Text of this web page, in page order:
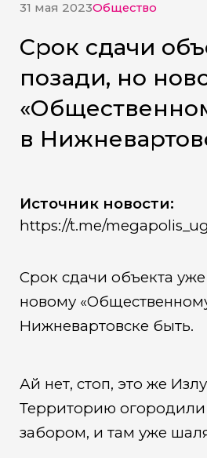
31 мая 2023Общество
Срок сдачи
позади, но
в
Источник новости:
https://t.me/
Срок сдачи объекта
новому
Нижневартовске быть.
Ай нет, стоп, это же
Территорию
забором, и там уже